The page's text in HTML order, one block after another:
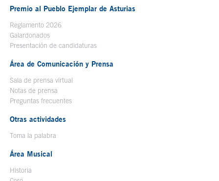
Premio al Pueblo Ejemplar de Asturias
Reglamento 2026
Galardonados
Presentación de candidaturas
Área de Comunicación y Prensa
Sala de prensa virtual
Notas de prensa
Preguntas frecuentes
Otras actividades
Toma la palabra
Área Musical
Historia